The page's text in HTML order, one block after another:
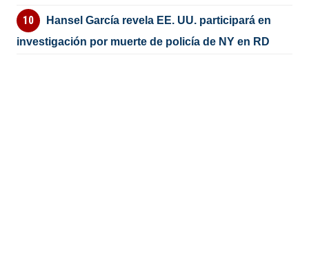
Hansel García revela EE. UU. participará en
investigación por muerte de policía de NY en RD